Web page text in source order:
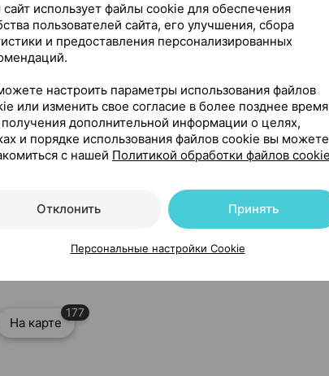
полностью
Беларусь
На карте
177
использует файлы cookie для обеспечения
пользователей сайта, его улучшения, сбора
и предоставления персонализированных
настроить параметры использования файлов
или изменить свое согласие в более позднее
дополнительной информации о целях,
и порядке использования файлов cookie вы можете
с нашей Политикой обработки файлов cookie
Отклонить Принять
Персональные настройки Cookie